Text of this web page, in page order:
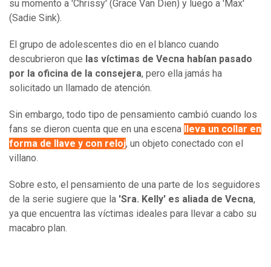
su momento a 'Chrissy' (Grace Van Dien) y luego a 'Max'
(Sadie Sink).
El grupo de adolescentes dio en el blanco cuando
descubrieron que las víctimas de Vecna habían pasado
por la oficina de la consejera, pero ella jamás ha
solicitado un llamado de atención.
Sin embargo, todo tipo de pensamiento cambió cuando los
fans se dieron cuenta que en una escena
lleva un collar en
forma de llave y con reloj, un objeto conectado con el
villano.
​Sobre esto, el pensamiento de una parte de los seguidores
de la serie sugiere que la 'Sra. Kelly' es aliada de Vecna,
ya que encuentra las víctimas ideales para llevar a cabo su
macabro plan.